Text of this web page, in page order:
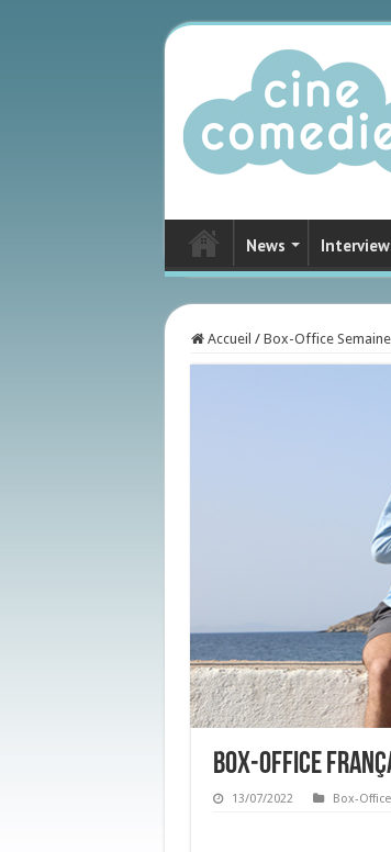
News
Accueil / Box-Office Semaine
Box-Office
13/07/2022 Box-